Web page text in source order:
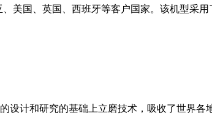
美国、英国、西班牙等客户国家。该机型采
设计和研究的基础上立磨技术，吸收了世界